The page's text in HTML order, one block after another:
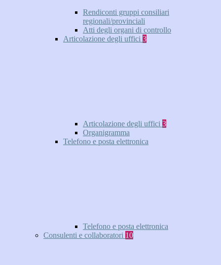
Rendiconti gruppi consiliari
regionali/provinciali
Atti degli organi di controllo
Articolazione degli uffici 3
Articolazione degli uffici 3
Organigramma
Telefono e posta elettronica
Telefono e posta elettronica
Consulenti e collaboratori 10